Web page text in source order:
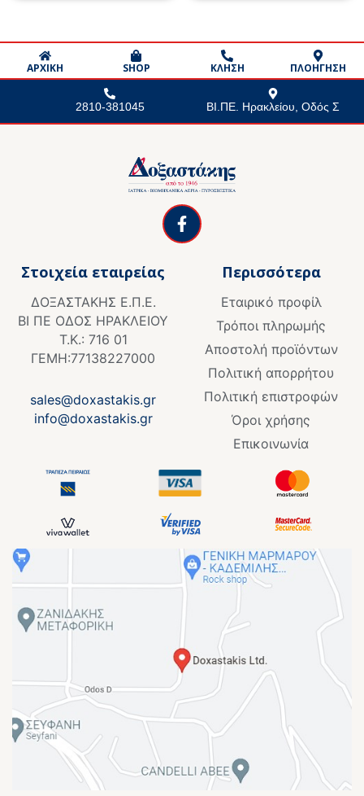
ΑΡΧΙΚΗ SHOP ΚΛΗΣΗ ΠΛΟΗΓΗΣΗ
2810-381045 ΒΙ.ΠΕ. Ηρακλείου, Οδός Σ
F
a
c
Στοιχεία εταιρείας
ΔΟΞΑΣΤΑΚΗΣ Ε.Π.Ε.
ΒΙ ΠΕ ΟΔΟΣ ΗΡΑΚΛΕΙΟΥ
Τ.Κ.: 716 01
ΓΕΜΗ:77138227000
sales@doxastakis.gr
info@doxastakis.gr
Περισσότερα
Εταιρικό προφίλ
Τρόποι πληρωμής
Αποστολή προϊόντων
Πολιτική απορρήτου
Πολιτική επιστροφών
Όροι χρήσης
Επικοινωνία